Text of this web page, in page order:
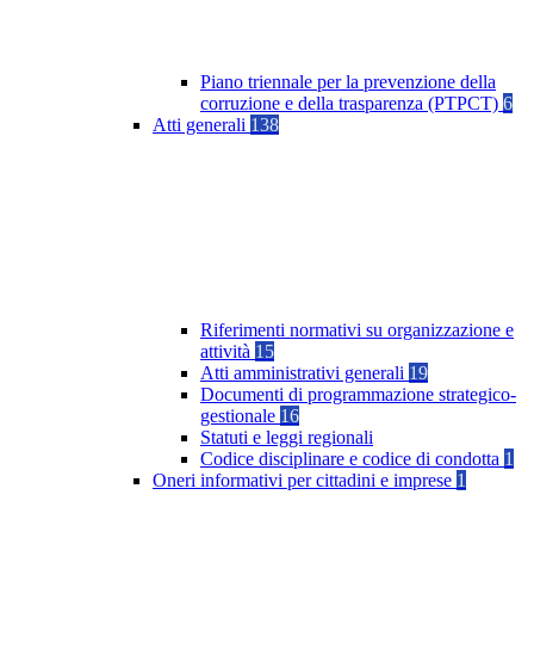
Piano triennale per la prevenzione della
corruzione e della trasparenza (PTPCT) 6
Atti generali 138
Riferimenti normativi su organizzazione e
attività 15
Atti amministrativi generali 19
Documenti di programmazione strategico-
gestionale 16
Statuti e leggi regionali
Codice disciplinare e codice di condotta 1
Oneri informativi per cittadini e imprese 1